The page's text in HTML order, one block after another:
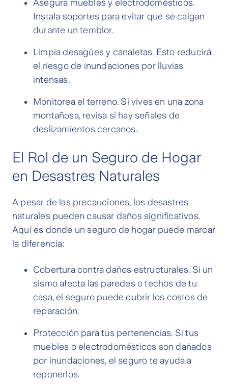
Asegura muebles y electrodomésticos.
Instala soportes para evitar que se caigan
durante un temblor.
Limpia desagües y canaletas. Esto reducirá
el riesgo de inundaciones por lluvias
intensas.
Monitorea el terreno. Si vives en una zona
montañosa, revisa si hay señales de
deslizamientos cercanos.
El Rol de un Seguro de Hogar
en Desastres Naturales
A pesar de las precauciones, los desastres
naturales pueden causar daños significativos.
Aquí es donde un seguro de hogar puede marcar
la diferencia:
Cobertura contra daños estructurales. Si un
sismo afecta las paredes o techos de tu
casa, el seguro puede cubrir los costos de
reparación.
Protección para tus pertenencias. Si tus
muebles o electrodomésticos son dañados
por inundaciones, el seguro te ayuda a
reponerlos.